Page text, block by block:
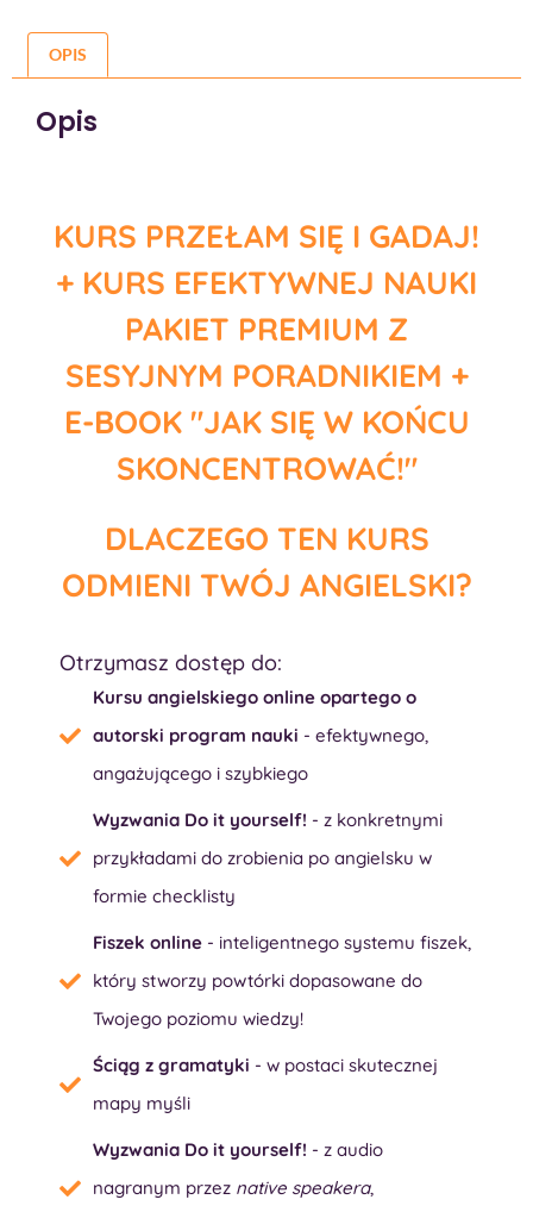
OPIS
Opis
KURS PRZEŁAM SIĘ I GADAJ!
+ KURS EFEKTYWNEJ NAUKI
PAKIET PREMIUM Z
SESYJNYM PORADNIKIEM +
E-BOOK "JAK SIĘ W KOŃCU
SKONCENTROWAĆ!"
DLACZEGO TEN KURS
ODMIENI TWÓJ ANGIELSKI?
Otrzymasz dostęp do:
Kursu angielskiego online opartego o
autorski program nauki - efektywnego,
angażującego i szybkiego
Wyzwania Do it yourself! - z konkretnymi
przykładami do zrobienia po angielsku w
formie checklisty
Fiszek online- inteligentnego systemu fiszek,
który stworzy powtórki dopasowane do
Twojego poziomu wiedzy!
Ściąg z gramatyki - w postaci skutecznej
mapy myśli
Wyzwania Do it yourself! - z audio
nagranym przez native speakera,